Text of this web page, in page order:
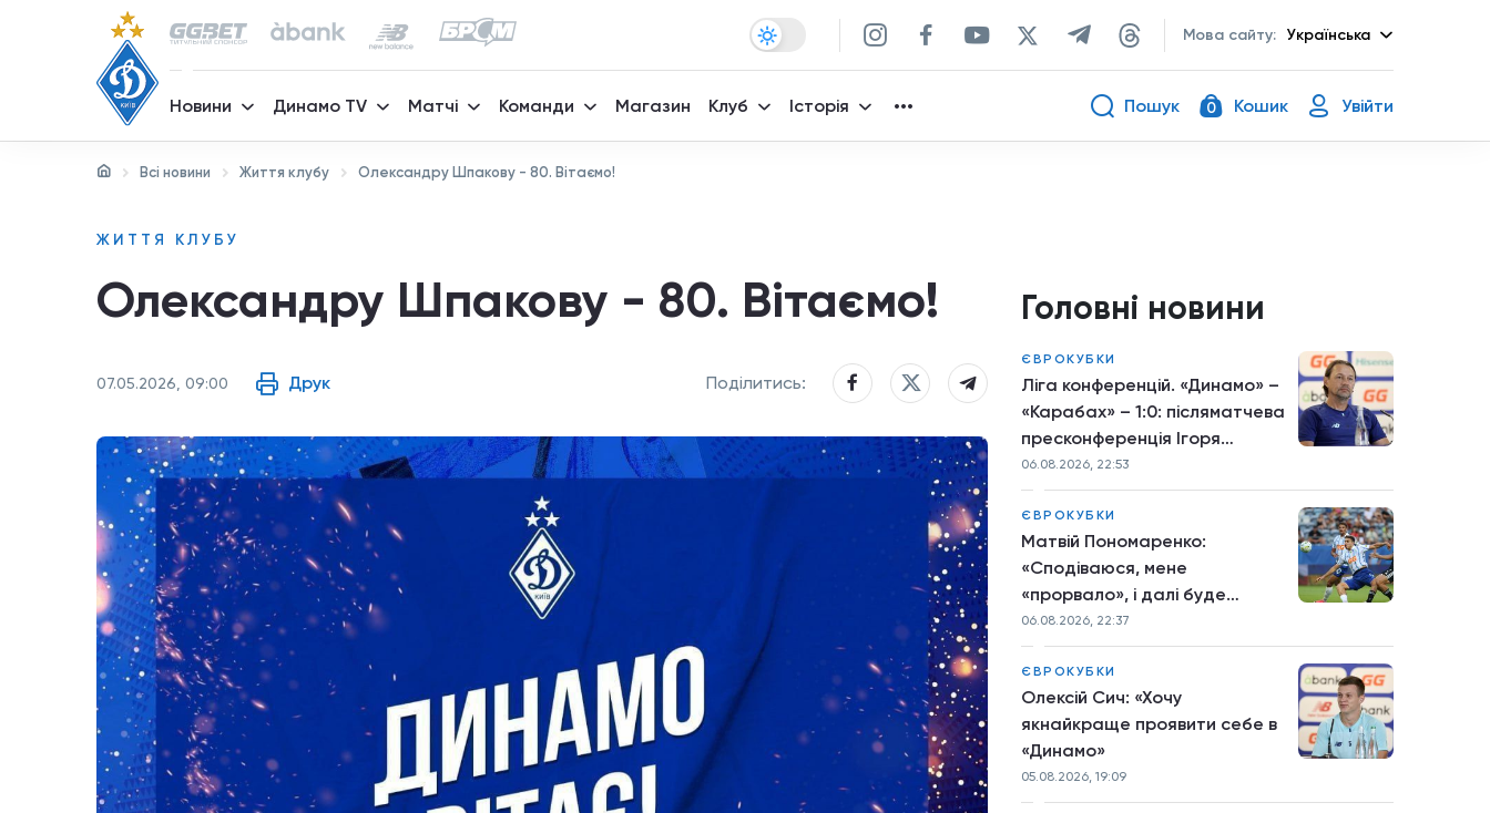
Мова сайту: Українська
Новини Динамо TV Матчі Команди Магазин Клуб Історія Пошук 0 Кошик Увійти
Всі новини Життя клубу Олександру Шпакову - 80. Вітаємо!
ЖИТТЯ КЛУБУ
Олександру Шпакову - 80. Вітаємо!
07.05.2026, 09:00 Друк Поділитись:
Головні новини
ЄВРОКУБКИ
Ліга конференцій. «Динамо» –
«Карабах» – 1:0: післяматчева
пресконференція Ігоря
Костюка
06.08.2026, 22:53
ЄВРОКУБКИ
Матвій Пономаренко:
«Сподіваюся, мене
«прорвало», і далі буде
більше»
06.08.2026, 22:37
ЄВРОКУБКИ
Олексій Сич: «Хочу
якнайкраще проявити себе в
«Динамо»
05.08.2026, 19:09